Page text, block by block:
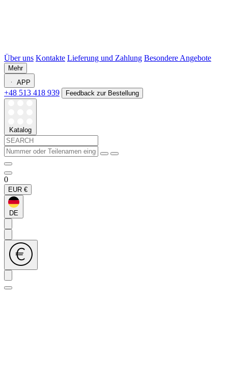
Über uns Kontakte Lieferung und Zahlung Besondere Angebote
Mehr
APP
+48 513 418 939 Feedback zur Bestellung
Katalog
0
EUR €
DE